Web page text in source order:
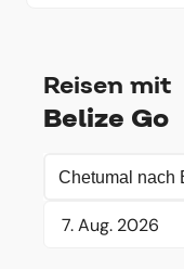
Reisen mit
Belize Go